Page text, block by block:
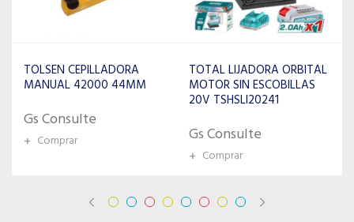
TOTAL LIJADORA ORBITAL
MOTOR SIN ESCOBILLAS
Gs Consulte
TOTAL LIJADORA
ANGULAR TDSLI2051 20V
+ Comprar